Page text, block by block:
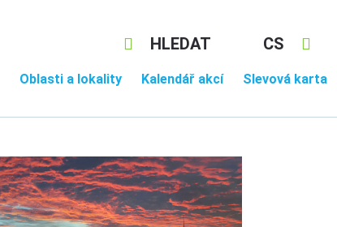
CS
HLEDAT
Oblasti a lokality Kalendář akcí Slevová karta